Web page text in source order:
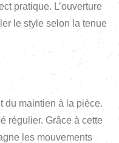
pratique. L’ouverture
le style selon la tenue
du maintien à la pièce.
régulier. Grâce à cette
les mouvements